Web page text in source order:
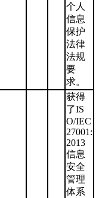
个人
信息
保护
法律
法规
要
求。
获得
了IS
O/IEC
27001:
2013
信息
安全
管理
体系